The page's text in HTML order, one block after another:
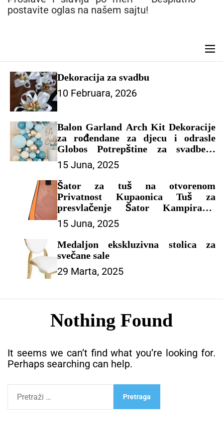
postavite oglas na našem sajtu!
M
e
Dekoracija za svadbu
10 Februara, 2026
Balon Garland Arch Kit Dekoracije
za rođendane za djecu i odrasle
Globos Potrepštine za svadbene
zabave Latex Balon Baby Shower
Boy – DEKORACIJA ZA
PROSLAVU
15 Juna, 2025
Šator za tuš na otvorenom
Privatnost Kupaonica Tuš za
presvlačenje Šator Kampiranje
Toalet Sklonište od kiše Ribolov
Kampiranje Planinarenje Plaža –
ŠATOR ZA PROSLAVE
15 Juna, 2025
Medaljon ekskluzivna stolica za
svečane sale
29 Marta, 2025
Nothing Found
It seems we can’t find what you’re looking for.
Perhaps searching can help.
e